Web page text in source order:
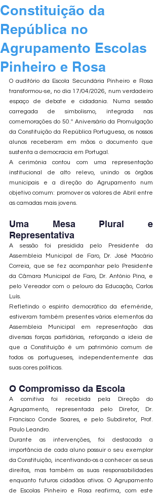
Constituição da
República no
Agrupamento Escolas
Pinheiro e Rosa
O auditório da Escola Secundária Pinheiro e Rosa
transformou-se, no dia 17/04/2026, num verdadeiro
espaço de debate e cidadania. Numa sessão
carregada de simbolismo, integrada nas
comemorações do 50.º Aniversário da Promulgação
da Constituição da República Portuguesa, os nossos
alunos receberam em mãos o documento que
sustenta a democracia em Portugal.
A cerimónia contou com uma representação
institucional de alto relevo, unindo os órgãos
municipais e a direção do Agrupamento num
objetivo comum: promover os valores de Abril entre
as camadas mais jovens.
Uma Mesa Plural e
Representativa
A sessão foi presidida pelo Presidente da
Assembleia Municipal de Faro, Dr. José Macário
Correia, que se fez acompanhar pelo Presidente
da Câmara Municipal de Faro, Dr. António Pina, e
pelo Vereador com o pelouro da Educação, Carlos
Luís.
Refletindo o espírito democrático da efeméride,
estiveram também presentes vários elementos da
Assembleia Municipal em representação das
diversas forças partidárias, reforçando a ideia de
que a Constituição é um património comum de
todos os portugueses, independentemente das
suas cores políticas.
O Compromisso da Escola
A comitiva foi recebida pela Direção do
Agrupamento, representada pelo Diretor, Dr.
Francisco Conde Soares, e pelo Subdiretor, Prof.
Paulo Leandro.
Durante as intervenções, foi destacada a
importância de cada aluno possuir o seu exemplar
da Constituição, incentivando-os a conhecer os seus
direitos, mas também as suas responsabilidades
enquanto futuros cidadãos ativos. O Agrupamento
de Escolas Pinheiro e Rosa reafirma, com este